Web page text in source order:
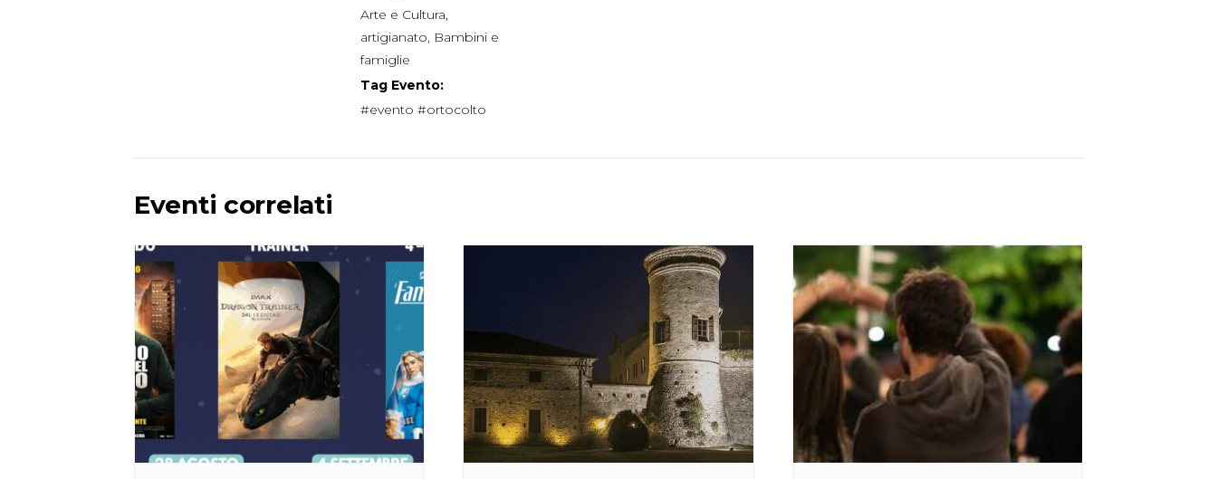
Arte e Cultura,
artigianato, Bambini e
famiglie
Tag Evento:
#evento #ortocolto
Eventi correlati